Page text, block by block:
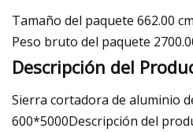
Tamaño del paquete 662.00
Peso bruto del paquete
Descripción del
Sierra cortadora de aluminio
600*5000Descripción del